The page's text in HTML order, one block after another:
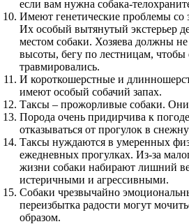
если вам нужна собака-
Имеют генетические проблемы со
Их особый вытянутый экстерьер
местом собаки. Хозяева должны
высоты, бегу по лестницам, чтобы
травмировались.
И короткошерстные и
имеют особый собачий запах.
Таксы – прожорливые собаки.
Порода очень придирчива к
отказываться от прогулок в
Таксы нуждаются в умеренных
ежедневных прогулках. Из-за
жизни собаки набирают лишний
истеричными и агрессивными.
Собаки чрезвычайно
переизбытка радости могут
образом.